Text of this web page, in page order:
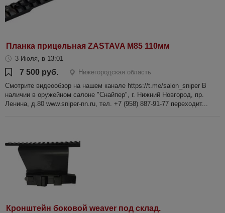
Планка прицельная ZASTAVA M85 110мм
3 Июля, в 13:01
7 500 руб.
Нижегородская область
Смотрите видеообзор на нашем канале https://t.me/salon_sniper В
наличии в оружейном салоне "Снайпер", г. Нижний Новгород, пр.
Ленина, д.80 www.sniper-nn.ru, тел. +7 (958) 887-91-77 переходит...
Кронштейн боковой weaver под склад.